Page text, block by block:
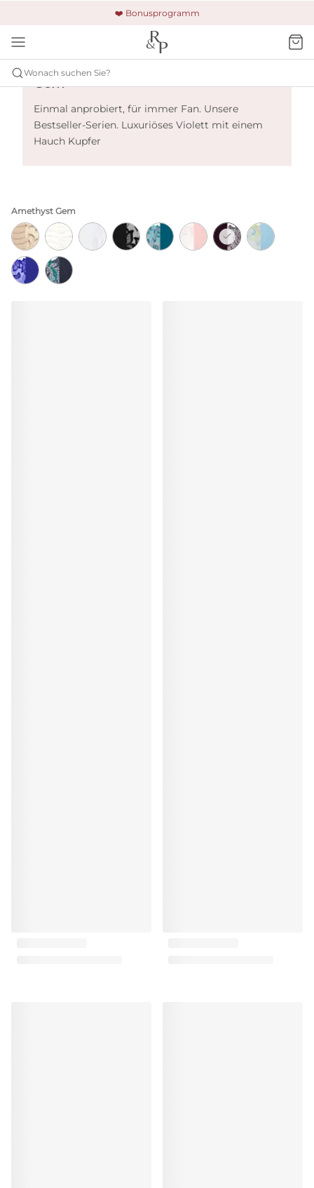
❤️ Bonusprogramm
🚚 Kostenloser Versand und Rückgabe
🔒 Gesicherte Zahlung
Wonach suchen Sie?
Primadonna Deauville - Amethyst
Gem
Einmal anprobiert, für immer Fan. Unsere
Bestseller-Serien. Luxuriöses Violett mit einem
Hauch Kupfer
Amethyst Gem